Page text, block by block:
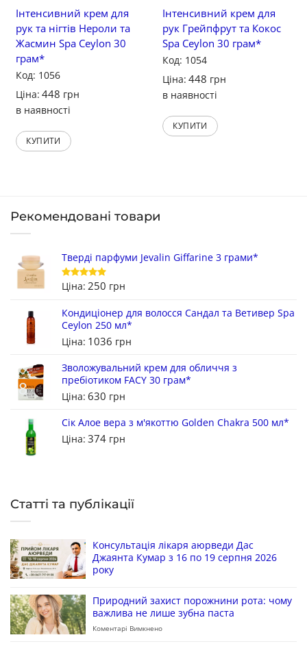
Інтенсивний крем для
рук та нігтів Нероли та
Жасмин Spa Ceylon 30
грам*
Код: 1056
Ціна: 448 грн
в наявності
КУПИТИ
Інтенсивний крем для
рук Грейпфрут та Кокос
Spa Ceylon 30 грам*
Код: 1054
Ціна: 448 грн
в наявності
КУПИТИ
Рекомендовані товари
Тверді парфуми Jevalin Giffarine 3 грами*
Оцінено в
з 5
Ціна: 250 грн
Кондиціонер для волосся Сандал та Ветивер Spa
Ceylon 250 мл*
Ціна: 1036 грн
Зволожувальний крем для обличчя з
пребіотиком FACY 30 грам*
Ціна: 630 грн
Сік Алое вера з м'якоттю Golden Chakra 500 мл*
Ціна: 374 грн
Статті та публікації
Консультація лікаря аюрведи Дас
Джаянта Кумар з 16 по 19 серпня 2026
року
Природний захист порожнини рота: чому
важлива не лише зубна паста
Коментарі Вимкнено